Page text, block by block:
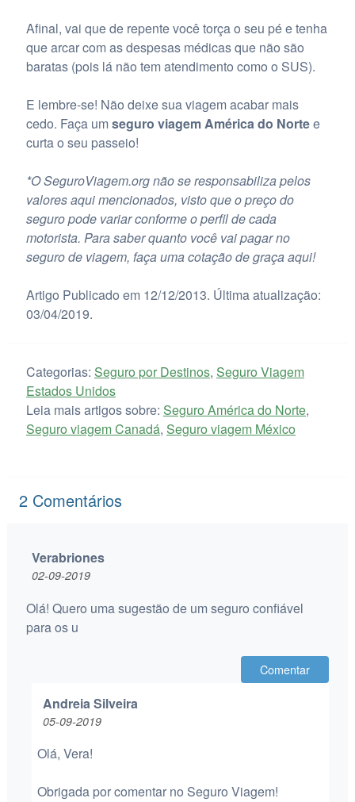
Afinal, vai que de repente você torça o seu pé e tenha
que arcar com as despesas médicas que não são
baratas (pois lá não tem atendimento como o SUS).
E lembre-se! Não deixe sua viagem acabar mais
cedo. Faça umseguro viagem América do Nortee
curta o seu passeio!
*O SeguroViagem.org não se responsabiliza pelos
valores aqui mencionados, visto que o preço do
seguro pode variar conforme o perfil de cada
motorista. Para saber quanto você vai pagar no
seguro de viagem, faça uma cotação de graça aqui!
Artigo Publicado em 12/12/2013. Última atualização:
03/04/2019.
Categorias: Seguro por Destinos, Seguro Viagem
Estados Unidos
Leia mais artigos sobre: Seguro América do Norte,
Seguro viagem Canadá, Seguro viagem México
2Comentários
Verabriones
02-09-2019
Olá! Quero uma sugestão de um seguro confiável
para os u
Comentar
Andreia Silveira
05-09-2019
Olá, Vera!
Obrigada por comentar no Seguro Viagem!